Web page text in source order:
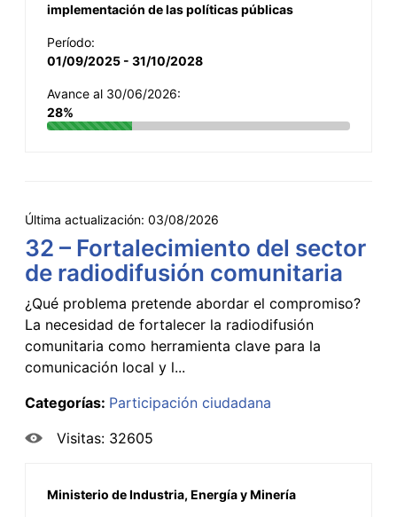
implementación de las políticas públicas
Período:
01/09/2025 - 31/10/2028
Avance al 30/06/2026:
28%
Última actualización: 03/08/2026
32 – Fortalecimiento del sector
de radiodifusión comunitaria
¿Qué problema pretende abordar el compromiso?
La necesidad de fortalecer la radiodifusión
comunitaria como herramienta clave para la
comunicación local y l...
Categorías: Participación ciudadana
Visitas: 32605
Ministerio de Industria, Energía y Minería